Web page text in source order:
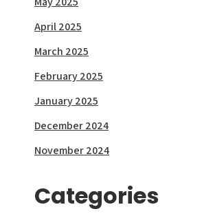
April 2025
March 2025
February 2025
January 2025
December 2024
November 2024
Categories